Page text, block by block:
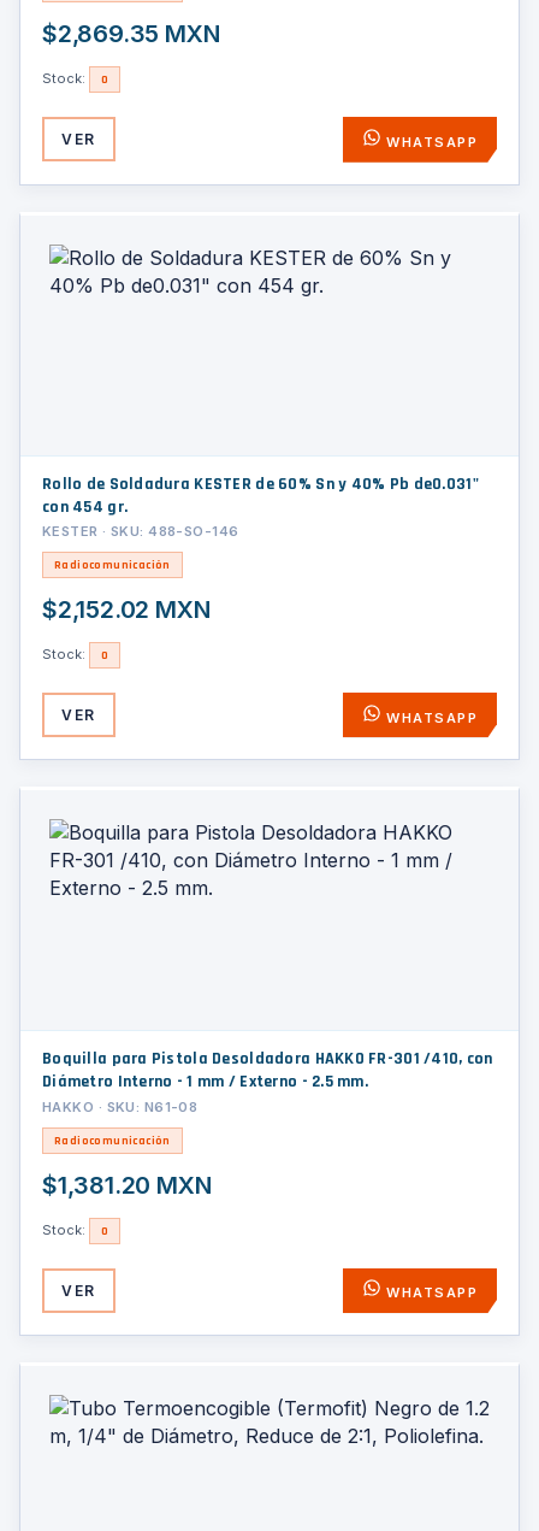
$2,869.35 MXN
Stock: 0
VER WHATSAPP
Rollo de Soldadura KESTER de 60% Sn y 40% Pb de0.031"
con 454 gr.
KESTER · SKU: 488-SO-146
Radiocomunicación
$2,152.02 MXN
Stock: 0
VER WHATSAPP
Boquilla para Pistola Desoldadora HAKKO FR-301 /410, con
Diámetro Interno - 1 mm / Externo - 2.5 mm.
HAKKO · SKU: N61-08
Radiocomunicación
$1,381.20 MXN
Stock: 0
VER WHATSAPP